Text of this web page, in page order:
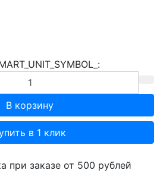
в 1 клик
при заказе от 500 рублей